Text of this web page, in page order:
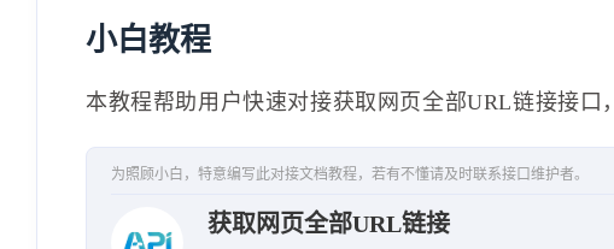
}
小白教程
本教程帮助用户快速对接获取网页全部URL链接接口，
为照顾小白，特意编写此对接文档教程，若有不懂请及时联系接口维护者。
获取网页全部URL链接